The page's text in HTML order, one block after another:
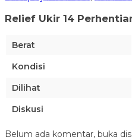
Relief Ukir 14
Berat
Kondisi
Dilihat
Diskusi
Belum ada komentar, buka